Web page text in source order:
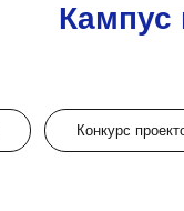
Кампус
Конкурс